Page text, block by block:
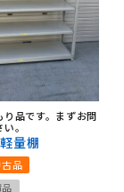
品です。まずお問
。
量棚
品